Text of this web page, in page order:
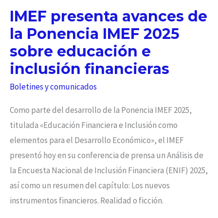
IMEF presenta avances de
la Ponencia IMEF 2025
sobre educación e
inclusión financieras
Boletines y comunicados
Como parte del desarrollo de la Ponencia IMEF 2025,
titulada «Educación Financiera e Inclusión como
elementos para el Desarrollo Económico», el IMEF
presentó hoy en su conferencia de prensa un Análisis de
la Encuesta Nacional de Inclusión Financiera (ENIF) 2025,
así como un resumen del capítulo: Los nuevos
instrumentos financieros. Realidad o ficción.